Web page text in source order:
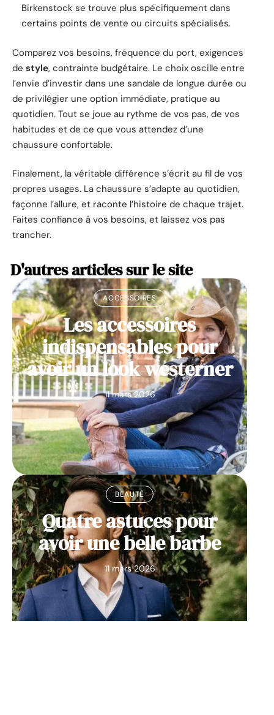
Birkenstock se trouve plus spécifiquement dans
certains points de vente ou circuits spécialisés.
Comparez vos besoins, fréquence du port, exigences
de style, contrainte budgétaire. Le choix oscille entre
l’envie d’investir dans une sandale de longue durée ou
de privilégier une option immédiate, pratique au
quotidien. Tout se joue au rythme de vos pas, de vos
habitudes et de ce que vous attendez d’une
chaussure confortable.
Finalement, la véritable différence s’écrit au fil de vos
propres usages. La chaussure s’adapte au quotidien,
façonne l’allure, et raconte l’histoire de chaque trajet.
Faites confiance à vos besoins, et laissez vos pas
trancher.
D'autres articles sur le site
ACCESSOIRES
Les accessoires
indispensables pour
avoir un look westerner
11 mars 2026
BEAUTÉ
Quatre astuces pour
avoir une belle barbe
11 mars 2026